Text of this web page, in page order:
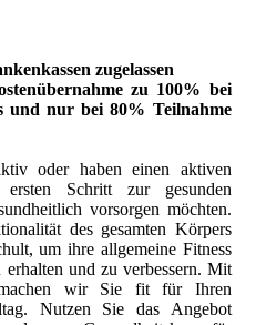
zugelassen
zu 100% bei
und nur bei 80% Teilnahme
oder haben einen aktiven
Schritt zur gesunden
vorsorgen möchten.
des gesamten Körpers
um ihre allgemeine Fitness
und zu verbessern. Mit
machen wir Sie fit für Ihren
Nutzen Sie das Angebot